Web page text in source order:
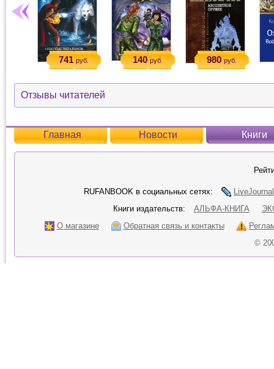
741 руб. 140 руб. 980 руб.
Отзывы читателей
Главная Новости Книги
RUFANBOOK в социальных сетях:
LiveJournal
Книги издательств:
АЛЬФА-КНИГА
О магазине
Обратная связь и контакты
©